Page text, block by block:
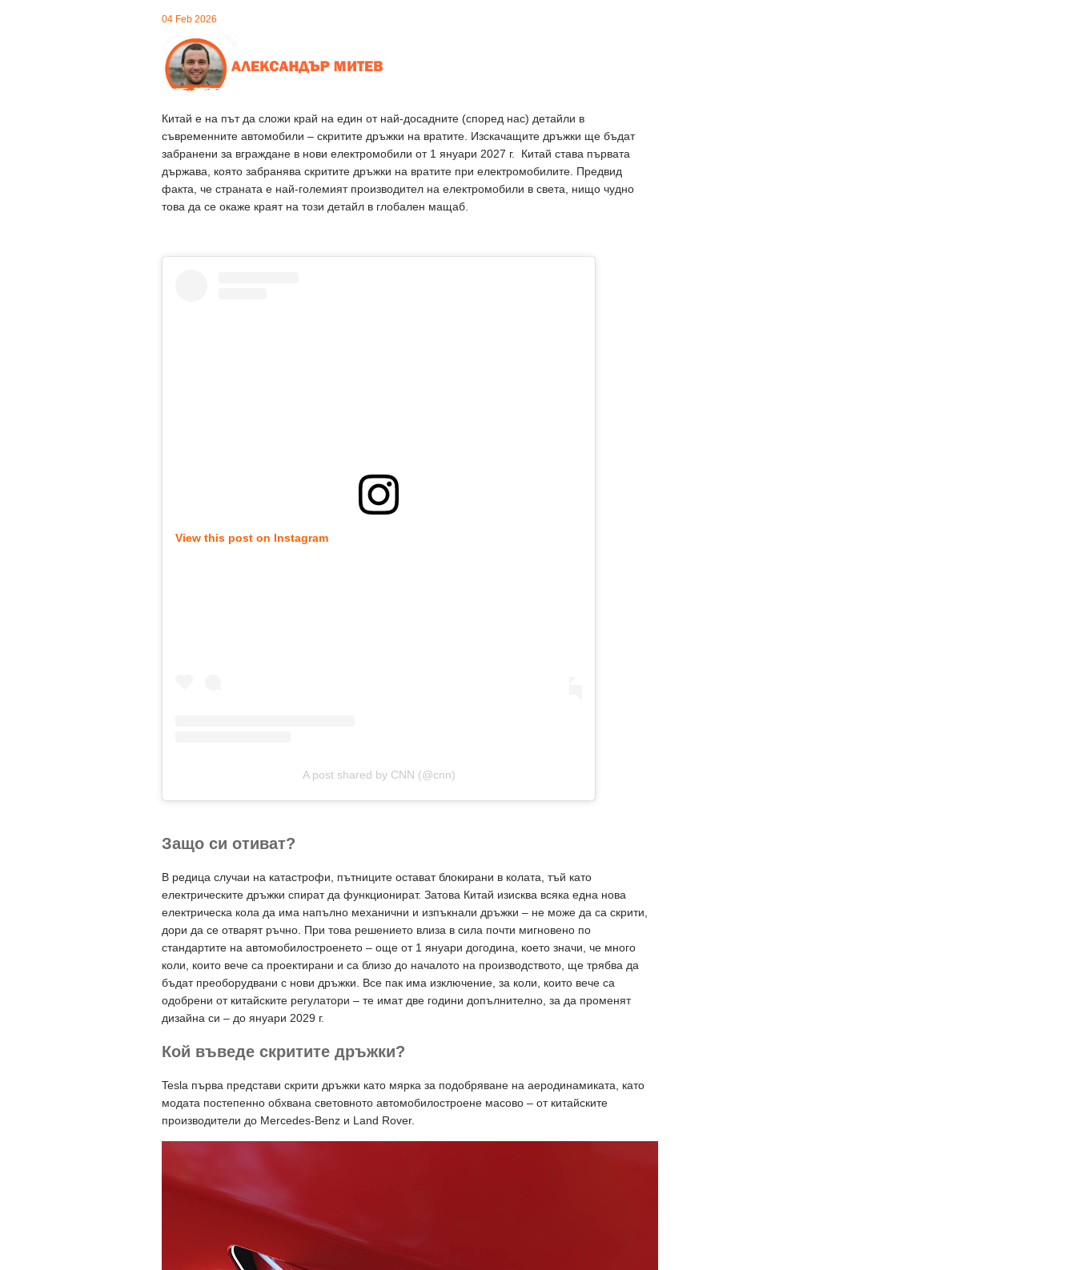
04 Feb 2026
Китай е на път да сложи край на един от най-досадните (според нас) детайли в
съвременните автомобили – скритите дръжки на вратите. Изскачащите дръжки ще бъдат
забранени за вграждане в нови електромобили от 1 януари 2027 г. Китай става първата
държава, която забранява скритите дръжки на вратите при електромобилите. Предвид
факта, че страната е най-големият производител на електромобили в света, нищо чудно
това да се окаже краят на този детайл в глобален мащаб.
View this post on Instagram
A post shared by CNN (@cnn)
Защо си отиват?
В редица случаи на катастрофи, пътниците остават блокирани в колата, тъй като
електрическите дръжки спират да функционират. Затова Китай изисква всяка една нова
електрическа кола да има напълно механични и изпъкнали дръжки – не може да са скрити,
дори да се отварят ръчно. При това решението влиза в сила почти мигновено по
стандартите на автомобилостроенето – още от 1 януари догодина, което значи, че много
коли, които вече са проектирани и са близо до началото на производството, ще трябва да
бъдат преоборудвани с нови дръжки. Все пак има изключение, за коли, които вече са
одобрени от китайските регулатори – те имат две години допълнително, за да променят
дизайна си – до януари 2029 г.
Кой въведе скритите дръжки?
Tesla първа представи скрити дръжки като мярка за подобряване на аеродинамиката, като
модата постепенно обхвана световното автомобилостроене масово – от китайските
производители до Mercedes-Benz и Land Rover.